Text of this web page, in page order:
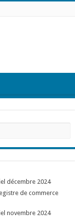
décembre 2024
de commerce
novembre 2024